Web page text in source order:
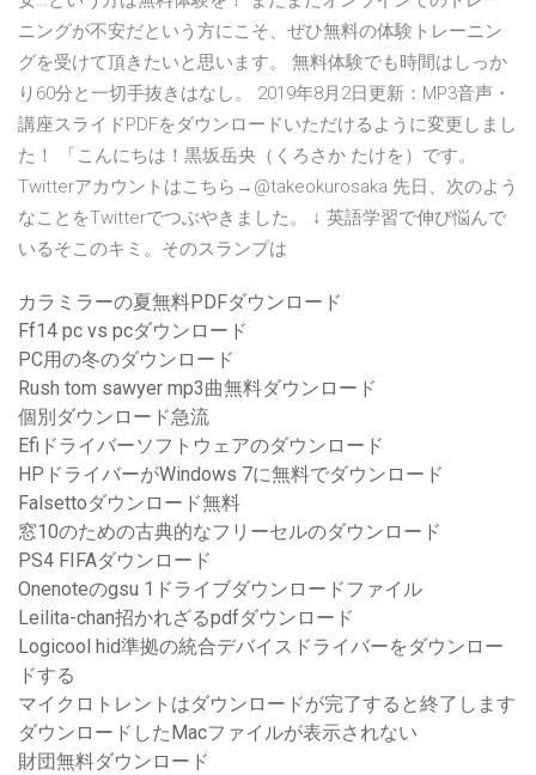
ニングが不安だという方にこそ、ぜひ無料の体験トレーニン
グを受けて頂きたいと思います。 無料体験でも時間はしっか
り60分と一切手抜きはなし。 2019年8月2日更新：MP3音声・
講座スライドPDFをダウンロードいただけるように変更しまし
た！ 「こんにちは！黒坂岳央（くろさか たけを）です。
Twitterアカウントはこちら→@takeokurosaka 先日、次のよう
なことをTwitterでつぶやきました。 ↓ 英語学習で伸び悩んで
いるそこのキミ。そのスランプは
カラミラーの夏無料PDFダウンロード
Ff14 pc vs pcダウンロード
PC用の冬のダウンロード
Rush tom sawyer mp3曲無料ダウンロード
個別ダウンロード急流
Efiドライバーソフトウェアのダウンロード
HPドライバーがWindows 7に無料でダウンロード
Falsettoダウンロード無料
窓10のための古典的なフリーセルのダウンロード
PS4 FIFAダウンロード
Onenoteのgsu 1ドライブダウンロードファイル
Leilita-chan招かれざるpdfダウンロード
Logicool hid準拠の統合デバイスドライバーをダウンロー
ドする
マイクロトレントはダウンロードが完了すると終了します
ダウンロードしたMacファイルが表示されない
財団無料ダウンロード